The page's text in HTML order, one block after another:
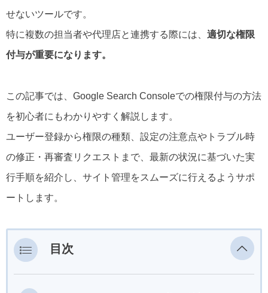
せないツールです。
特に複数の担当者や代理店と連携する際には、 適切な権限
付与が重要になります。
この記事では、Google Search Consoleでの権限付与の方法
を初心者にもわかりやすく解説します。
ユーザー登録から権限の種類、設定の注意点やトラブル時
の修正・再審査リクエストまで、最新の状況に基づいた実
行手順を紹介し、サイト管理をスムーズに行えるようサポ
ートします。
目次